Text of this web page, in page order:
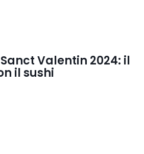
Valentin 2024: il
il sushi